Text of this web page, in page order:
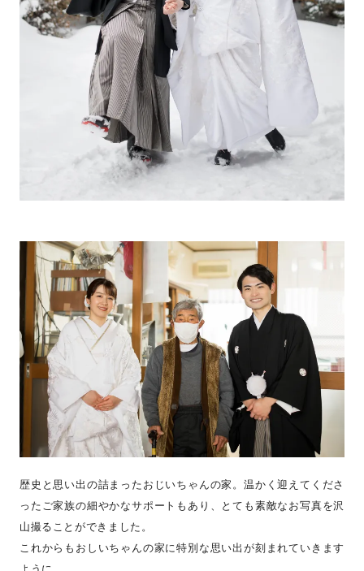
歴史と思い出の詰まったおじいちゃんの家。温かく迎えてくださ
ったご家族の細やかなサポートもあり、とても素敵なお写真を沢
山撮ることができました。
これからもおしいちゃんの家に特別な思い出が刻まれていきます